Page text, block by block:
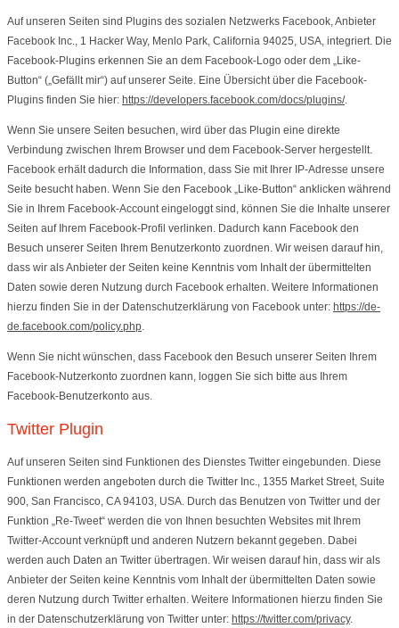
Auf unseren Seiten sind Plugins des sozialen Netzwerks Facebook, Anbieter
Facebook Inc., 1 Hacker Way, Menlo Park, California 94025, USA, integriert. Die
Facebook-Plugins erkennen Sie an dem Facebook-Logo oder dem „Like-
Button“ („Gefällt mir“) auf unserer Seite. Eine Übersicht über die Facebook-
Plugins finden Sie hier: https://developers.facebook.com/docs/plugins/.
Wenn Sie unsere Seiten besuchen, wird über das Plugin eine direkte
Verbindung zwischen Ihrem Browser und dem Facebook-Server hergestellt.
Facebook erhält dadurch die Information, dass Sie mit Ihrer IP-Adresse unsere
Seite besucht haben. Wenn Sie den Facebook „Like-Button“ anklicken während
Sie in Ihrem Facebook-Account eingeloggt sind, können Sie die Inhalte unserer
Seiten auf Ihrem Facebook-Profil verlinken. Dadurch kann Facebook den
Besuch unserer Seiten Ihrem Benutzerkonto zuordnen. Wir weisen darauf hin,
dass wir als Anbieter der Seiten keine Kenntnis vom Inhalt der übermittelten
Daten sowie deren Nutzung durch Facebook erhalten. Weitere Informationen
hierzu finden Sie in der Datenschutzerklärung von Facebook unter: https://de-
de.facebook.com/policy.php.
Wenn Sie nicht wünschen, dass Facebook den Besuch unserer Seiten Ihrem
Facebook-Nutzerkonto zuordnen kann, loggen Sie sich bitte aus Ihrem
Facebook-Benutzerkonto aus.
Twitter Plugin
Auf unseren Seiten sind Funktionen des Dienstes Twitter eingebunden. Diese
Funktionen werden angeboten durch die Twitter Inc., 1355 Market Street, Suite
900, San Francisco, CA 94103, USA. Durch das Benutzen von Twitter und der
Funktion „Re-Tweet“ werden die von Ihnen besuchten Websites mit Ihrem
Twitter-Account verknüpft und anderen Nutzern bekannt gegeben. Dabei
werden auch Daten an Twitter übertragen. Wir weisen darauf hin, dass wir als
Anbieter der Seiten keine Kenntnis vom Inhalt der übermittelten Daten sowie
deren Nutzung durch Twitter erhalten. Weitere Informationen hierzu finden Sie
in der Datenschutzerklärung von Twitter unter: https://twitter.com/privacy.